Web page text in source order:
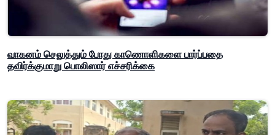
வாகனம் செலுத்தும் போது காணொளிகளை பார்ப்பதை
தவிர்க்குமாறு பொலிஸார் எச்சரிக்கை